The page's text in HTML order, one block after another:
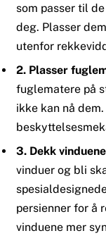
som passer til
deg. Plasser
utenfor
2. Plasser
fuglematere på
ikke kan nå
3. Dekk vinduene
vinduer og bli
persienner for å
vinduene mer